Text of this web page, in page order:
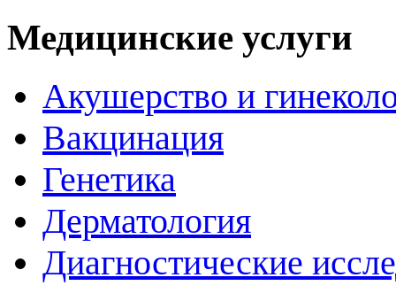
Медицинские услуги
Акушерство и
Вакцинация
Генетика
Дерматология
Диагностические